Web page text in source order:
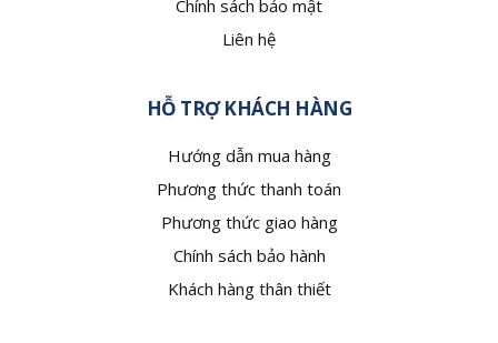
Chính sách bảo mật
Liên hệ
HỖ TRỢ KHÁCH HÀNG
Hướng dẫn mua hàng
Phương thức thanh toán
Phương thức giao hàng
Chính sách bảo hành
Khách hàng thân thiết